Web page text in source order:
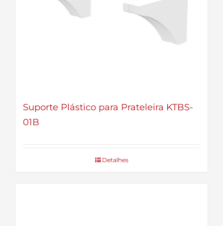
Suporte Plástico para Prateleira KTBS-
01B
Detalhes